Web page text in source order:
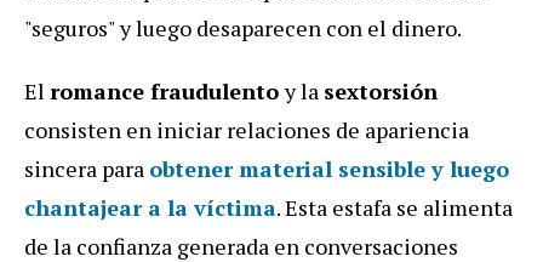
"seguros" y luego desaparecen con el dinero.
El romance fraudulentoy la sextorsión
consisten en iniciar relaciones de apariencia
sincera para obtener material sensible y luego
chantajear a la víctima. Esta estafa se alimenta
de la confianza generada en conversaciones